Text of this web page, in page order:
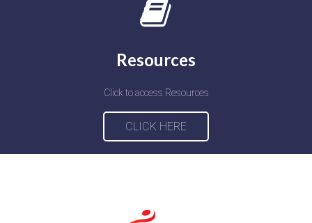
Resources
Click to access Resources
CLICK HERE